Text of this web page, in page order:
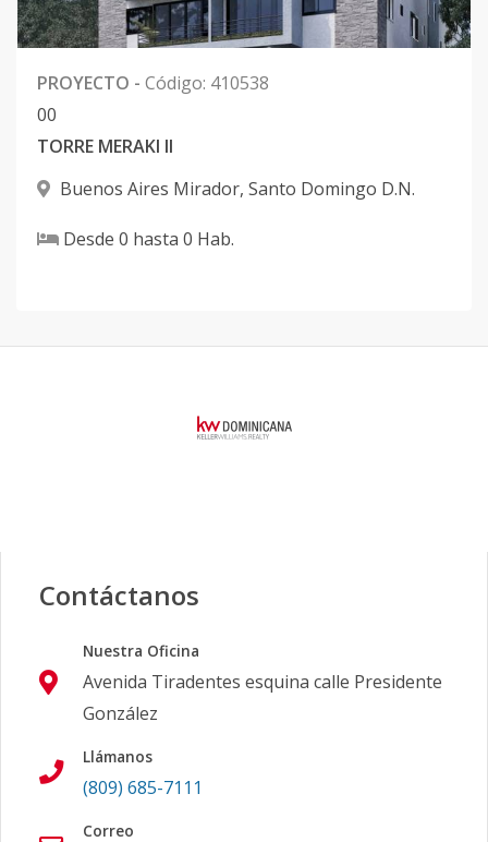
PROYECTO - Código: 410538
00
TORRE MERAKI II
Buenos Aires Mirador, Santo Domingo D.N.
Desde 0 hasta 0 Hab.
Contáctanos
Nuestra Oficina
Avenida Tiradentes esquina calle Presidente
González
Llámanos
(809) 685-7111
Correo